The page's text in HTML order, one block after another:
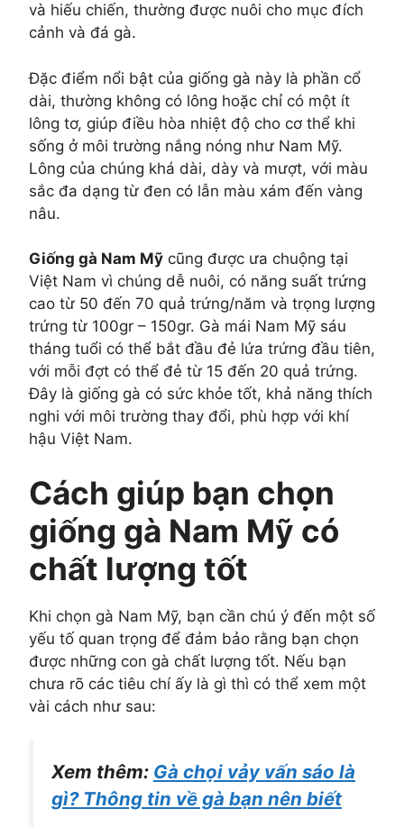
và hiếu chiến, thường được nuôi cho mục đích
cảnh và đá gà.
Đặc điểm nổi bật của giống gà này là phần cổ
dài, thường không có lông hoặc chỉ có một ít
lông tơ, giúp điều hòa nhiệt độ cho cơ thể khi
sống ở môi trường nắng nóng như Nam Mỹ.
Lông của chúng khá dài, dày và mượt, với màu
sắc đa dạng từ đen có lẫn màu xám đến vàng
nâu.
Giống gà Nam Mỹ cũng được ưa chuộng tại
Việt Nam vì chúng dễ nuôi, có năng suất trứng
cao từ 50 đến 70 quả trứng/năm và trọng lượng
trứng từ 100gr – 150gr. Gà mái Nam Mỹ sáu
tháng tuổi có thể bắt đầu đẻ lứa trứng đầu tiên,
với mỗi đợt có thể đẻ từ 15 đến 20 quả trứng.
Đây là giống gà có sức khỏe tốt, khả năng thích
nghi với môi trường thay đổi, phù hợp với khí
hậu Việt Nam.
Cách giúp bạn chọn
giống gà Nam Mỹ có
chất lượng tốt
Khi chọn gà Nam Mỹ, bạn cần chú ý đến một số
yếu tố quan trọng để đảm bảo rằng bạn chọn
được những con gà chất lượng tốt. Nếu bạn
chưa rõ các tiêu chí ấy là gì thì có thể xem một
vài cách như sau:
Xem thêm: Gà chọi vảy vấn sáo là
gì? Thông tin về gà bạn nên biết